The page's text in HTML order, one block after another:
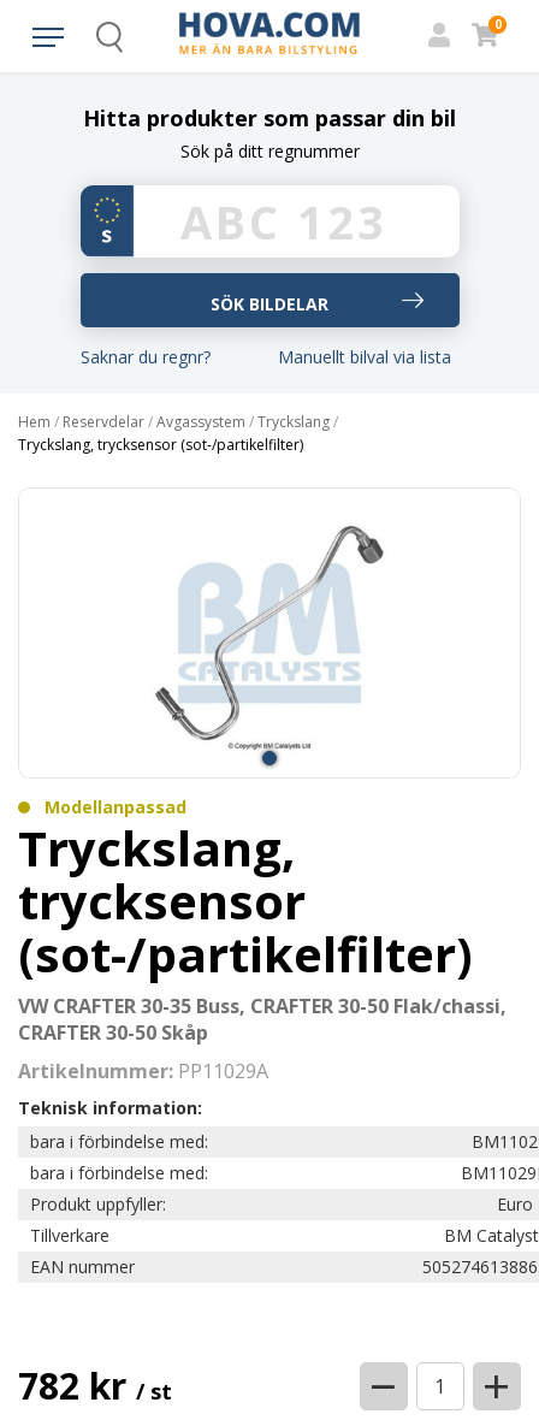
Search
0
Hitta produkter som passar din bil
Sök på ditt regnummer
Saknar du regnr? Manuellt bilval via lista
Hem / Reservdelar/Avgassystem /Tryckslang/
Tryckslang, trycksensor (sot-/partikelfilter)
Modellanpassad
Tryckslang,
trycksensor
(sot-/partikelfilter)
VW CRAFTER 30-35 Buss, CRAFTER 30-50 Flak/chassi,
CRAFTER 30-50 Skåp
Artikelnummer: PP11029A
Teknisk information:
bara i förbindelse med:
bara i förbindelse med:
Produkt uppfyller:
Euro
Tillverkare
BM
EAN nummer
782 kr / st − +